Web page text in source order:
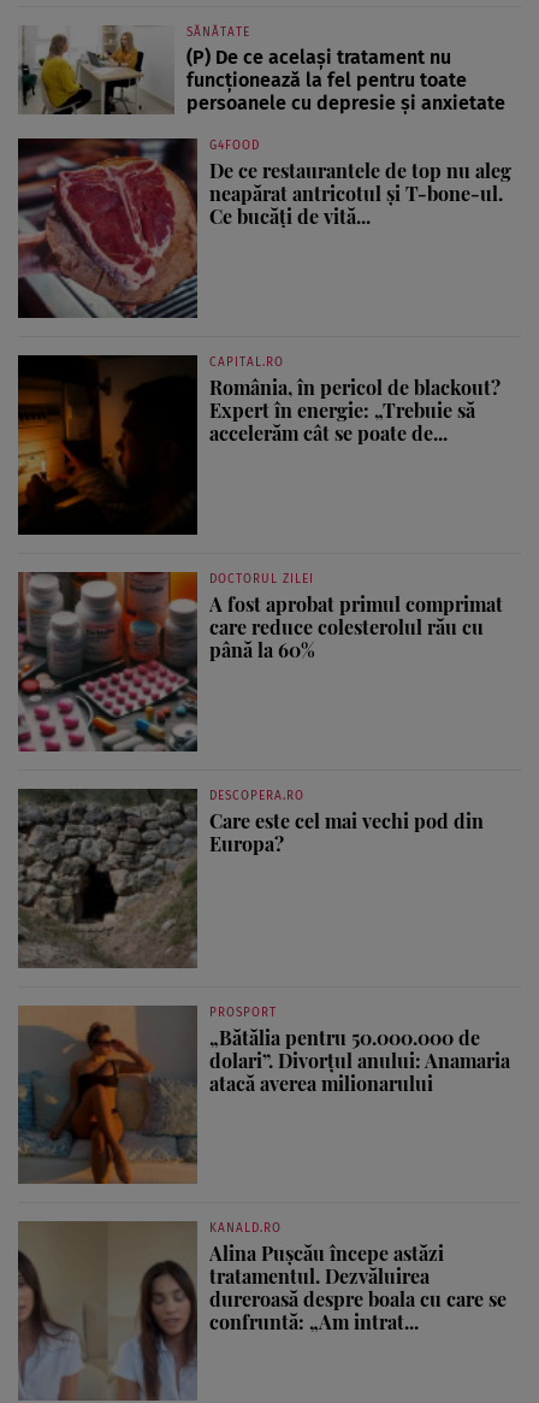
SĂNĂTATE
(P) De ce același tratament nu
funcționează la fel pentru toate
persoanele cu depresie și anxietate
G4FOOD
De ce restaurantele de top nu aleg
neapărat antricotul și T-bone-ul.
Ce bucăți de vită...
CAPITAL.RO
România, în pericol de blackout?
Expert în energie: „Trebuie să
accelerăm cât se poate de...
DOCTORUL ZILEI
A fost aprobat primul comprimat
care reduce colesterolul rău cu
până la 60%
DESCOPERA.RO
Care este cel mai vechi pod din
Europa?
PROSPORT
„Bătălia pentru 50.000.000 de
dolari”. Divorțul anului: Anamaria
atacă averea milionarului
KANALD.RO
Alina Pușcău începe astăzi
tratamentul. Dezvăluirea
dureroasă despre boala cu care se
confruntă: „Am intrat...